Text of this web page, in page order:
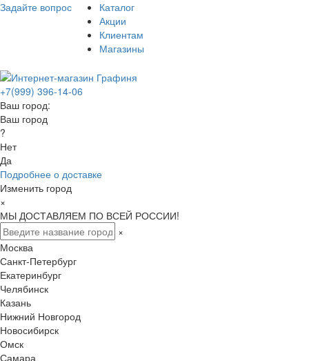
Задайте вопрос
Каталог
Акции
Клиентам
Магазины
+7(999) 396-14-06
Ваш город:
Ваш город
?
Нет
Да
Подробнее о доставке
Изменить город
×
МЫ ДОСТАВЛЯЕМ ПО ВСЕЙ РОССИИ!
×
Москва
Санкт-Петербург
Екатеринбург
Челябинск
Казань
Нижний Новгород
Новосибирск
Омск
Самара